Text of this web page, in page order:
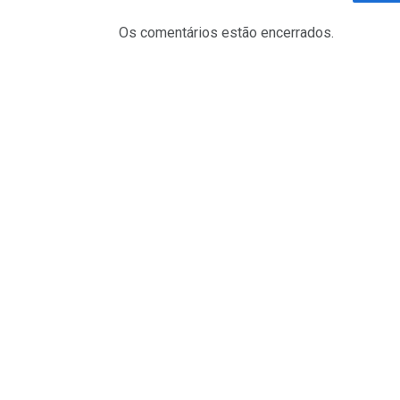
Os comentários estão encerrados.